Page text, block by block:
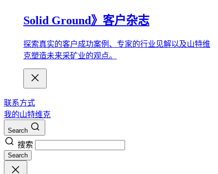
Solid Ground》客户杂志
探索真实的客户成功案例、专家的行业见解以及山特维
克塑造未来采矿业的观点。
联系方式
我的山特维克
Search
搜索
Search